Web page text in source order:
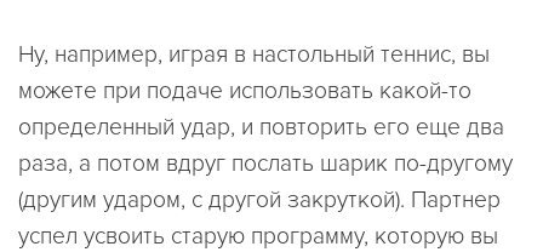
Ну, например, играя в настольный теннис, вы
можете при подаче использовать какой-то
определенный удар, и повторить его еще два
раза, а потом вдруг послать шарик по-другому
(другим ударом, с другой закруткой). Партнер
успел усвоить старую программу, которую вы